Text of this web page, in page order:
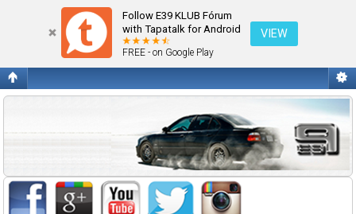
Follow E39 KLUB Fórum
with Tapatalk for Android
FREE - on Google Play
VIEW
Diagnosztika